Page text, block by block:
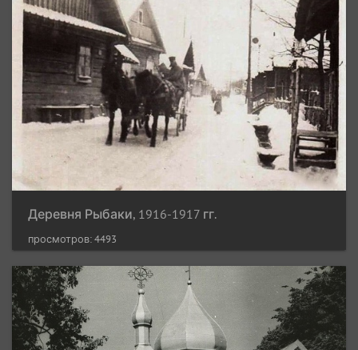
Деревня Рыбаки, 1916-1917 гг.
просмотров: 4493